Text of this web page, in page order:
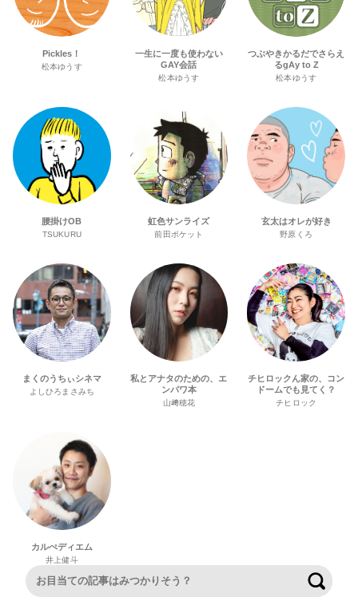
Pickles！
松本ゆうす
一生に一度も使わない
GAY会話
松本ゆうす
つぶやきかるだでさらえ
るgAy to Z
松本ゆうす
腰掛けOB
TSUKURU
虹色サンライズ
前田ポケット
玄太はオレが好き
野原くろ
まくのうちぃシネマ
よしひろまさみち
私とアナタのための、エ
ンパワ本
山﨑穂花
チヒロックん家の、コン
ドームでも見てく？
チヒロック
カルぺディエム
井上健斗